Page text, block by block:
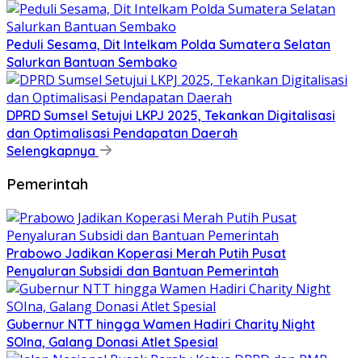
Peduli Sesama, Dit Intelkam Polda Sumatera Selatan
Salurkan Bantuan Sembako
DPRD Sumsel Setujui LKPJ 2025, Tekankan Digitalisasi
dan Optimalisasi Pendapatan Daerah
Selengkapnya
Pemerintah
Prabowo Jadikan Koperasi Merah Putih Pusat
Penyaluran Subsidi dan Bantuan Pemerintah
Gubernur NTT hingga Wamen Hadiri Charity Night
SOIna, Galang Donasi Atlet Spesial